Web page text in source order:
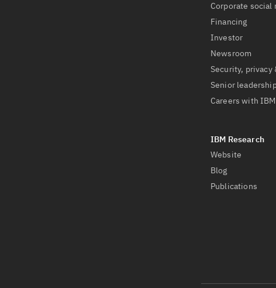
Corporate
Financing
Investor
Newsroom
Security, privacy
Senior
Careers with IBM
Website
Blog
Publications